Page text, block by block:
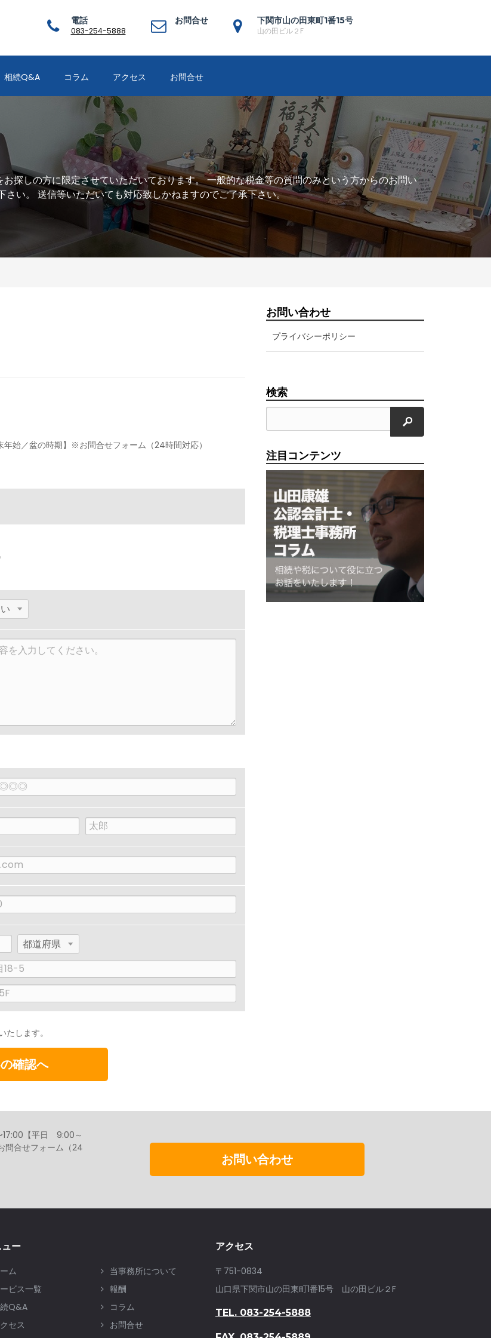
電話
083-254-5888
お問合せ 下関市山の田東町1番15号
山の田ビル２F
相続Q&A コラム アクセス お問合せ
探しの方に限定させていただいております。 一般的な税金等の質問のみという方からのお問い
い。 送信等いただいても対応致しかねますのでご了承下さい。
始／盆の時期】※お問合せフォーム（24時間対応）
名
前
都
道
府
たします。
お問い合わせ
プライバシーポリシー
検索
検索
注目コンテンツ
17:00【平日 9:00～
問合せフォーム（24
お問い合わせ
ー
ム
当事務所について
ビス一覧
報酬
Q&A
コラム
セス
お問合せ
アクセス
〒751-0834
山口県下関市山の田東町1番15号 山の田ビル２F
TEL. 083-254-5888